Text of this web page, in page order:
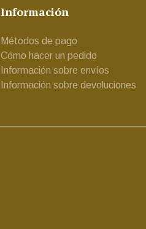
Información
Métodos de pago
Cómo hacer un pedido
Información sobre envíos
Información sobre devoluciones